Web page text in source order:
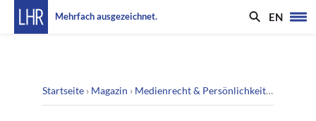
Mehrfach ausgezeichnet. EN
Startseite › Magazin › Medienrecht & Persönlichkeitsrecht